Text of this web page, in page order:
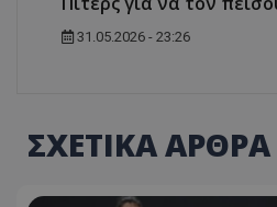
31.05.2026 - 23:26
ΣΧΕΤΙΚΑ ΑΡΘΡΑ